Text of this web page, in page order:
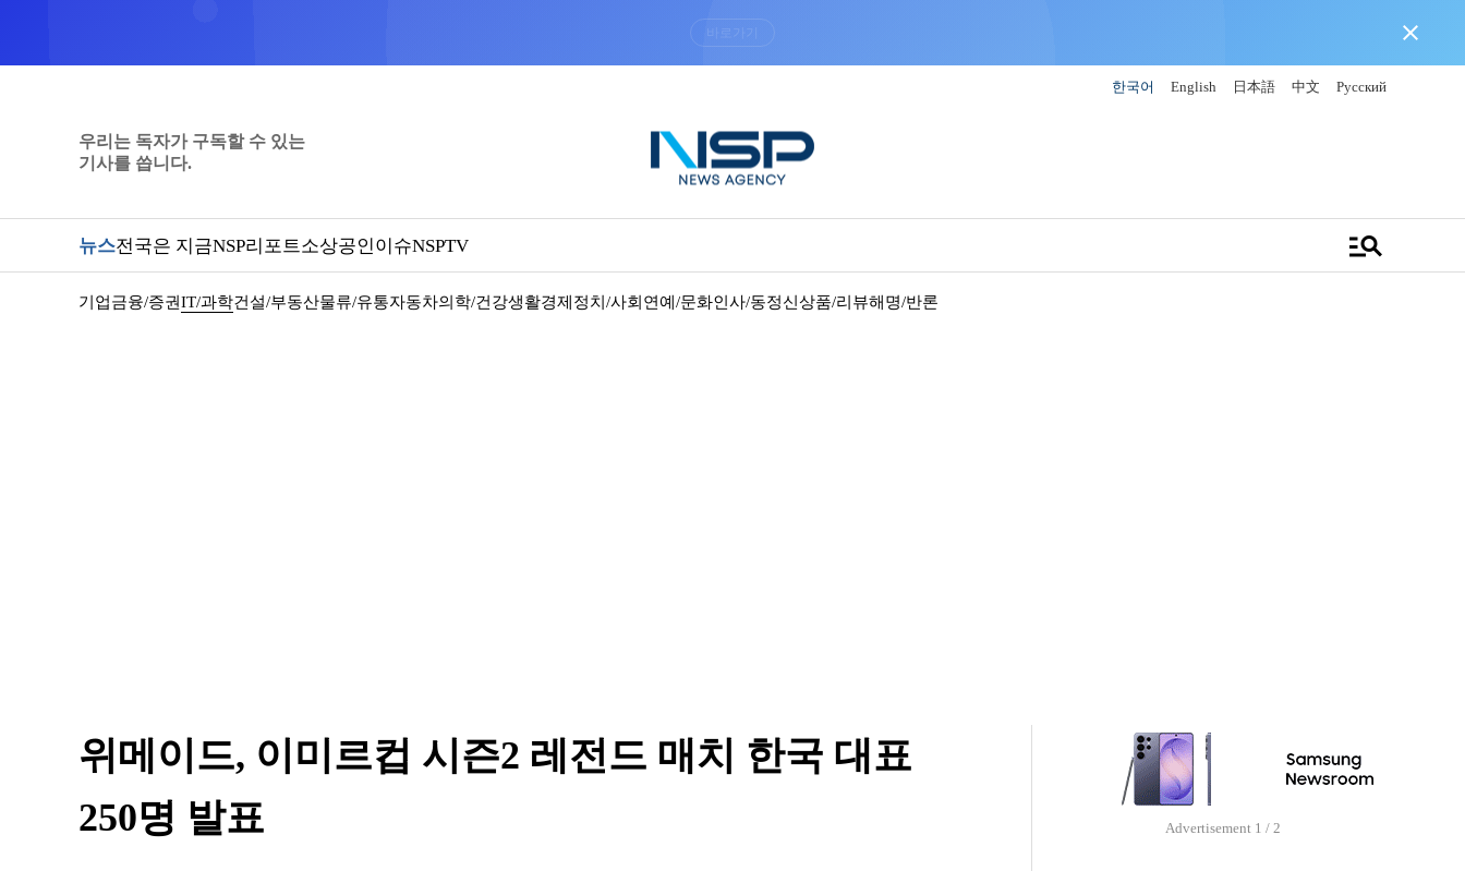
“우리는 독자가 구독할 수 있는 기사를 씁니다” close
한국어 English 日本語 中文 Русский
우리는 독자가 구독할 수 있는
기사를 씁니다.
뉴스전국은 지금NSP리포트소상공인이슈NSPTV manage_search
기업금융/증권IT/과학건설/부동산물류/유통자동차의학/건강생활경제 정치/사회 연예/문화인사/동정신상품/리뷰해명/반론
위메이드, 이미르컵 시즌2 레전드 매치 한국 대표
250명 발표
Advertisement 1 / 2